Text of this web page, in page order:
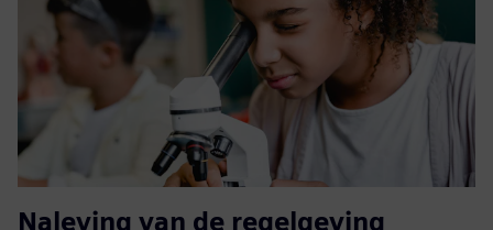
Naleving van de regelgeving